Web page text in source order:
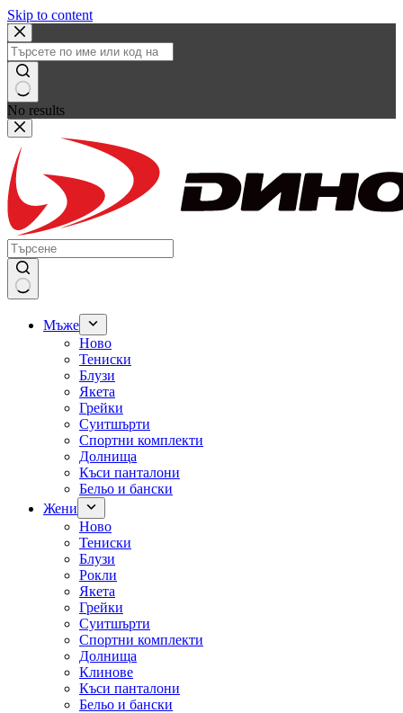
Skip to content
No results
Мъже
Ново
Тениски
Блузи
Якета
Грейки
Суитшърти
Спортни комплекти
Долнища
Къси панталони
Бельо и бански
Жени
Ново
Тениски
Блузи
Рокли
Якета
Грейки
Суитшърти
Спортни комплекти
Долнища
Клинове
Къси панталони
Бельо и бански